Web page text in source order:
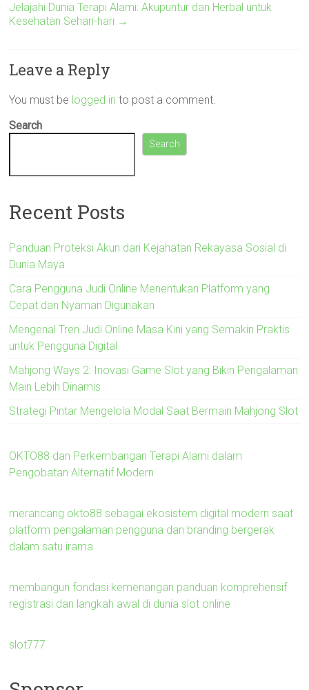
Jelajahi Dunia Terapi Alami: Akupuntur dan Herbal untuk
Kesehatan Sehari-hari →
Leave a Reply
You must be logged in to post a comment.
Search
Search
Recent Posts
Panduan Proteksi Akun dari Kejahatan Rekayasa Sosial di
Dunia Maya
Cara Pengguna Judi Online Menentukan Platform yang
Cepat dan Nyaman Digunakan
Mengenal Tren Judi Online Masa Kini yang Semakin Praktis
untuk Pengguna Digital
Mahjong Ways 2: Inovasi Game Slot yang Bikin Pengalaman
Main Lebih Dinamis
Strategi Pintar Mengelola Modal Saat Bermain Mahjong Slot
OKTO88 dan Perkembangan Terapi Alami dalam
Pengobatan Alternatif Modern
merancang okto88 sebagai ekosistem digital modern saat
platform pengalaman pengguna dan branding bergerak
dalam satu irama
membangun fondasi kemenangan panduan komprehensif
registrasi dan langkah awal di dunia slot online
slot777